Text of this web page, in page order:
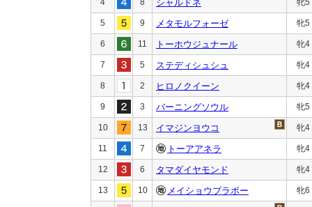
4 8 シャルドネ 牝5
5 9 メタモルフォーゼ 牝5
6 11 トーホウジュナール 牝4
7 5 ステディシュシュ 牝4
8 2 ヒロノクイーン 牝4
9 3 バーニングソウル 牝5
10 13 イマジンヨウコ 牝4
11 7 トーアアネラ 牝4
12 6 タマダイヤモンド 牝4
13 10 メイショウブラボー 牝6